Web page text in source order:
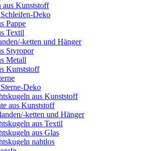
aus Kunststoff
Deko
Pappe
Textil
ketten und Hänger
Styropor
Metall
Kunststoff
Deko
aus Kunststoff
aus Kunststoff
ketten und Hänger
aus Textil
aus Glas
nahtlos